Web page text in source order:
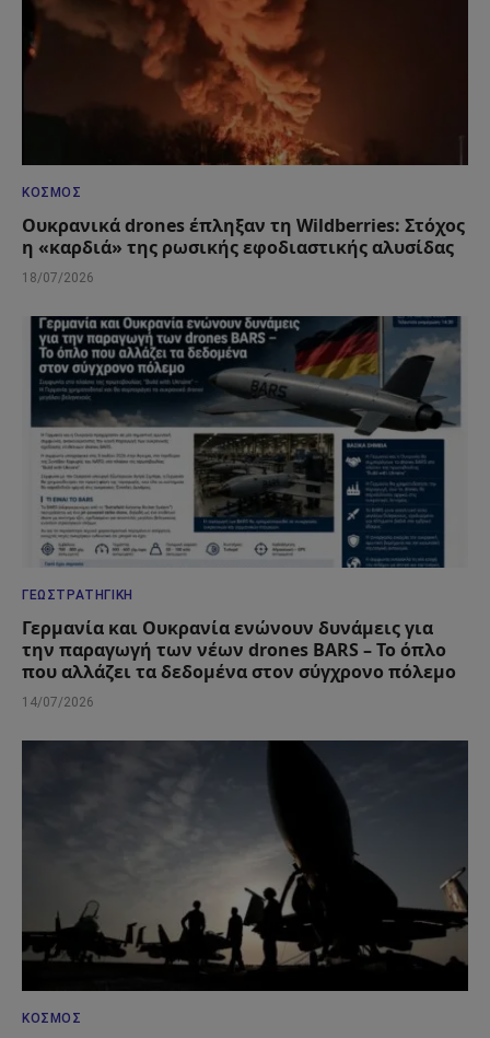
ΚΌΣΜΟΣ
Ουκρανικά drones έπληξαν τη Wildberries: Στόχος
η «καρδιά» της ρωσικής εφοδιαστικής αλυσίδας
18/07/2026
ΓΕΩΣΤΡΑΤΗΓΙΚΉ
Γερμανία και Ουκρανία ενώνουν δυνάμεις για
την παραγωγή των νέων drones BARS – Το όπλο
που αλλάζει τα δεδομένα στον σύγχρονο πόλεμο
14/07/2026
ΚΌΣΜΟΣ